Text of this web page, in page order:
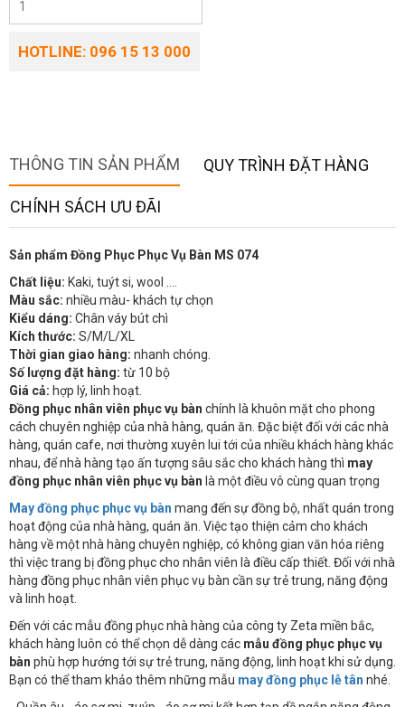
HOTLINE: 096 15 13 000
THÔNG TIN SẢN PHẨM QUY TRÌNH ĐẶT HÀNG
CHÍNH SÁCH ƯU ĐÃI
Sản phẩm Đồng Phục Phục Vụ Bàn MS 074
Chất liệu: Kaki, tuýt si, wool ….
Màu sắc: nhiều màu- khách tự chọn
Kiểu dáng: Chân váy bút chì
Kích thước: S/M/L/XL
Thời gian giao hàng: nhanh chóng.
Số lượng đặt hàng: từ 10 bộ
Giá cả: hợp lý, linh hoạt.
Đồng phục nhân viên phục vụ bàn chính là khuôn mặt cho phong
cách chuyên nghiệp của nhà hàng, quán ăn. Đặc biệt đối với các nhà
hàng, quán cafe, nơi thường xuyên lui tới của nhiều khách hàng khác
nhau, để nhà hàng tạo ấn tượng sâu sắc cho khách hàng thì may
đồng phục nhân viên phục vụ bàn là một điều vô cùng quan trọng
May đồng phục phục vụ bàn mang đến sự đồng bộ, nhất quán trong
hoạt động của nhà hàng, quán ăn. Việc tạo thiện cảm cho khách
hàng về một nhà hàng chuyên nghiệp, có không gian văn hóa riêng
thì việc trang bị đồng phục cho nhân viên là điều cấp thiết. Đối với nhà
hàng đồng phục nhân viên phục vụ bàn cần sự trẻ trung, năng động
và linh hoạt.
Đến với các mẫu đồng phục nhà hàng của công ty Zeta miền bắc,
khách hàng luôn có thể chọn dễ dàng các mẫu đồng phục phục vụ
bàn phù hợp hướng tới sự trẻ trung, năng động, linh hoạt khi sử dụng.
Bạn có thể tham khảo thêm những mẫu may đồng phục lễ tân nhé.